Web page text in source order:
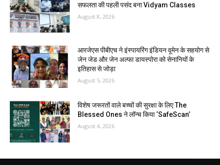
सफलता की पहली पसंद बना Vidyam Classes
August 8, 2026
आरजेएस पीबीएच ने इंस्पायरिंग इंडियन वूमेन के सहयोग से
जेन जेड और जेन अल्फा डायस्पोरा को सेनानियों के
इतिहास से जोड़ा
August 5, 2026
विशेष जरूरतों वाले बच्चों की सुरक्षा के लिए The
Blessed Ones ने लॉन्च किया ‘SafeScan’
August 4, 2026